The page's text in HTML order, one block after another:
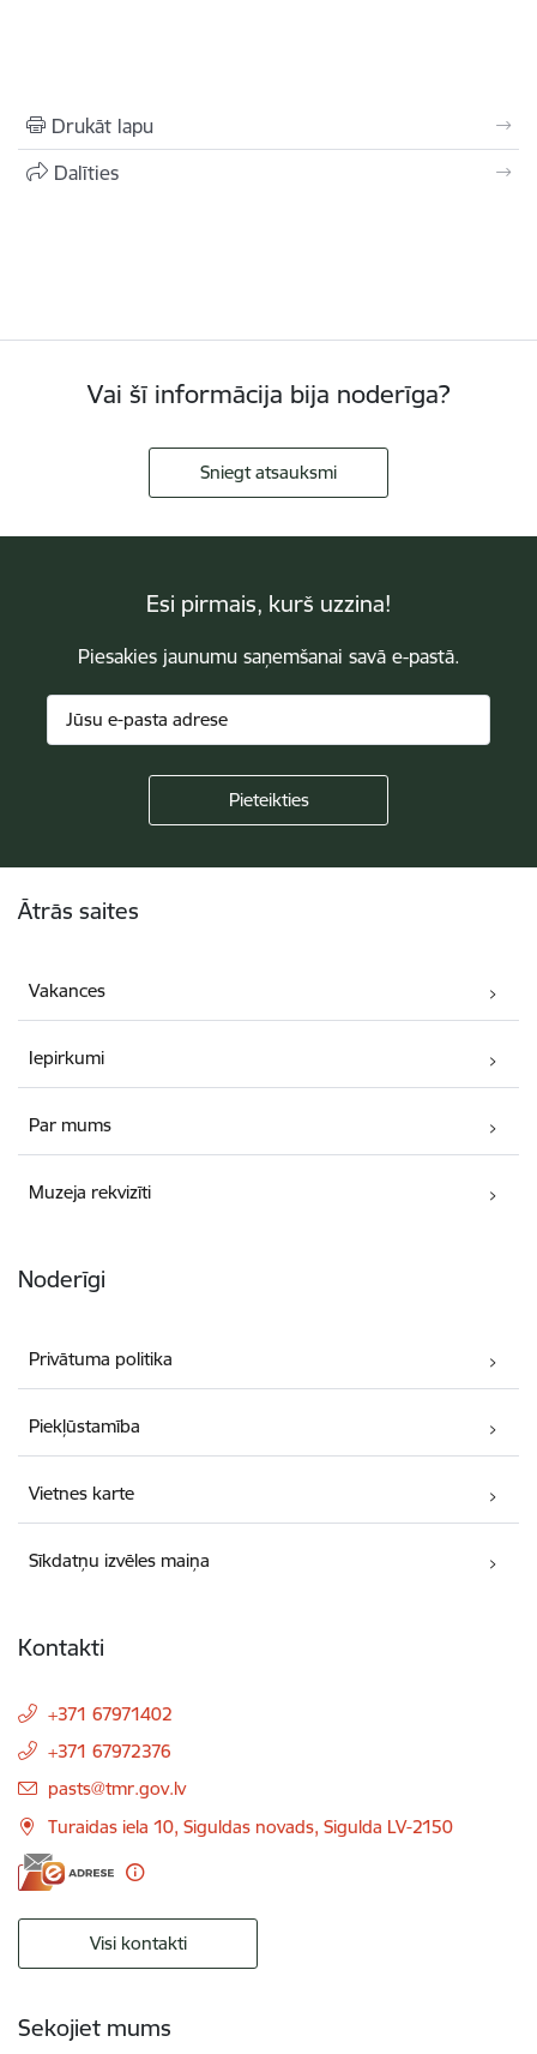
Drukāt lapu
Dalīties
Vai šī informācija bija noderīga?
Sniegt atsauksmi
Esi pirmais, kurš uzzina!
Piesakies jaunumu saņemšanai savā e-pastā.
Ātrās saites
Vakances
Iepirkumi
Par mums
Muzeja rekvizīti
Noderīgi
Privātuma politika
Piekļūstamība
Vietnes karte
Sīkdatņu izvēles maiņa
Kontakti
+371 67971402
+371 67972376
E-pasts:
pasts@tmr.gov.lv
Turaidas iela 10, Siguldas novads, Sigulda LV-2150
Visi kontakti
Sekojiet mums